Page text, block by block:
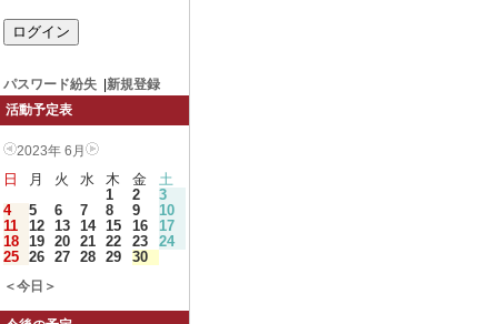
パスワード紛失
新規登録
活動予定表
2023年 6月
日 月 火 水 木 金
土
1
2
3
4
5 6 7 8 9
10
11
12 13 14 15 16
17
18 19 20 21 22 23
24
25 26 27 28 29 30
＜今日＞